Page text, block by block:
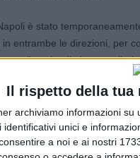
Il rispetto della tua
archiviamo informazioni
identificativi unici e
a noi e ai nostri
è stato
entrambe le direzioni, per
sulla volta di alcune
agli 0°C, infatti, è
per garantire la
sono regolarmente
delle stalattiti tramite attività